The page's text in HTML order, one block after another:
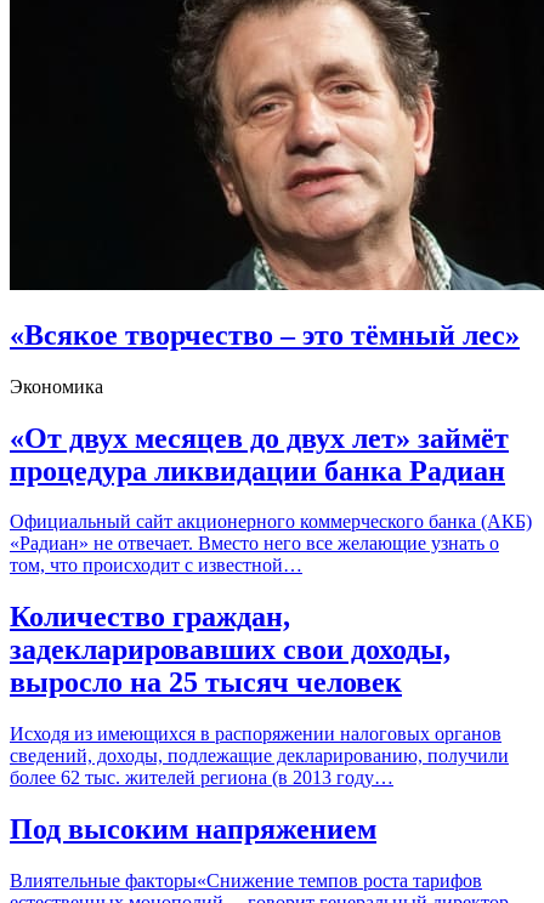
«Всякое творчество – это тёмный лес»
Экономика
«От двух месяцев до двух лет» займёт
процедура ликвидации банка Радиан
Официальный сайт акционерного коммерческого банка (АКБ)
«Радиан» не отвечает. Вместо него все желающие узнать о
том, что происходит с известной…
Количество граждан,
задекларировавших свои доходы,
выросло на 25 тысяч человек
Исходя из имеющихся в распоряжении налоговых органов
сведений, доходы, подлежащие декларированию, получили
более 62 тыс. жителей региона (в 2013 году…
Под высоким напряжением
Влиятельные факторы«Снижение темпов роста тарифов